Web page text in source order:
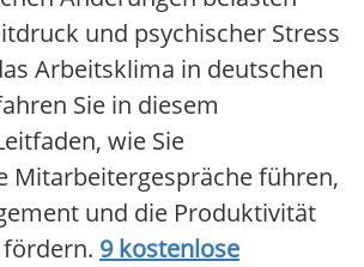
und psychischer Stress
Arbeitsklima in deutschen
Sie in diesem
wie Sie
Mitarbeitergespräche führen,
und die Produktivität
9 kostenlose